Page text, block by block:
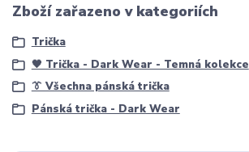
Zboží zařazeno v kategoriích
Trička
🖤 Trička - Dark Wear - Temná kolekce
👔 Všechna pánská trička
Pánská trička - Dark Wear